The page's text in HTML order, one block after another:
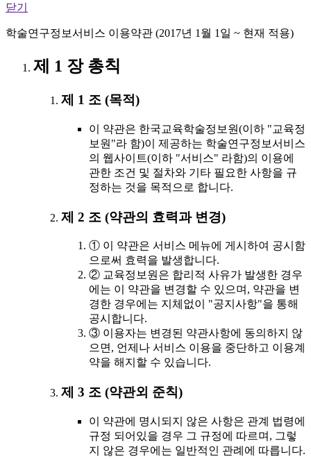
닫기
학술연구정보서비스 이용약관 (2017년 1월 1일 ~ 현재 적용)
제 1 장 총칙
제 1 조 (목적)
이 약관은 한국교육학술정보원(이하 "교육정
보원"라 함)이 제공하는 학술연구정보서비스
의 웹사이트(이하 "서비스" 라함)의 이용에
관한 조건 및 절차와 기타 필요한 사항을 규
정하는 것을 목적으로 합니다.
제 2 조 (약관의 효력과 변경)
① 이 약관은 서비스 메뉴에 게시하여 공시함
으로써 효력을 발생합니다.
② 교육정보원은 합리적 사유가 발생한 경우
에는 이 약관을 변경할 수 있으며, 약관을 변
경한 경우에는 지체없이 "공지사항"을 통해
공시합니다.
③ 이용자는 변경된 약관사항에 동의하지 않
으면, 언제나 서비스 이용을 중단하고 이용계
약을 해지할 수 있습니다.
제 3 조 (약관외 준칙)
이 약관에 명시되지 않은 사항은 관계 법령에
규정 되어있을 경우 그 규정에 따르며, 그렇
지 않은 경우에는 일반적인 관례에 따릅니다.